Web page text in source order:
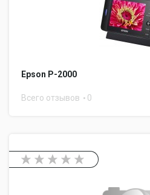
Epson P-2000
Всего отзывов 0